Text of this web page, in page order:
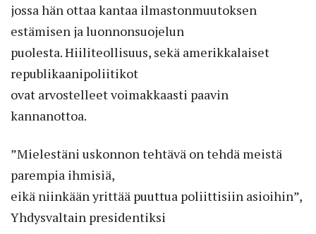
jossa hän ottaa kantaa ilmastonmuutoksen
estämisen ja luonnonsuojelun
puolesta. Hiiliteollisuus, sekä amerikkalaiset
republikaanipoliitikot
ovat arvostelleet voimakkaasti paavin
kannanottoa.
”Mielestäni uskonnon tehtävä on tehdä meistä
parempia ihmisiä,
eikä niinkään yrittää puuttua poliittisiin asioihin”,
Yhdysvaltain presidentiksi